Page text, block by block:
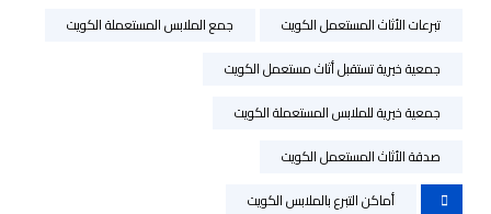
تبرعات الأثاث المستعمل الكويت
جمع الملابس المستعملة الكويت
جمعية خيرية تستقبل أثاث مستعمل الكويت
جمعية خيرية للملابس المستعملة الكويت
صدقة الأثاث المستعمل الكويت
أماكن التبرع بالملابس الكويت